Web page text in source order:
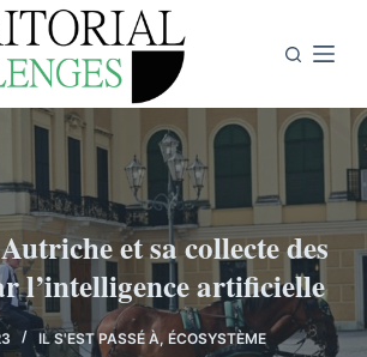
et sa collecte des
l’intelligence artificielle
IL S'EST PASSÉ À, ÉCOSYSTÈME